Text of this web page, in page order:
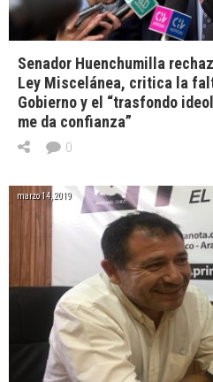
Senador Huenchumilla
Ley Miscelánea, critica la
Gobierno y el “trasfondo
me da confianza”
0
marzo 14, 2019